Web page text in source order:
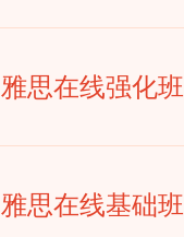
雅思在线强化班
雅思在线基础班